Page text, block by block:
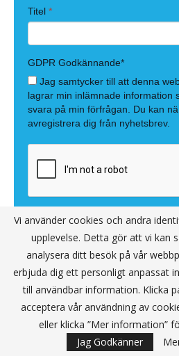
Annons
Vi använder cookies och andra
upplevelse. Detta gör att vi kan
analysera ditt besök på vår
erbjuda dig ett personligt anpassat
till användbar information. Klicka
acceptera vår användning av
eller klicka ”Mer information”
Jag Godkänner